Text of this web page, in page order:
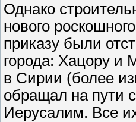
Однако
нового
приказу были
города: Хацору и
в Сирии (более
обращал на пути
Иерусалим. Все